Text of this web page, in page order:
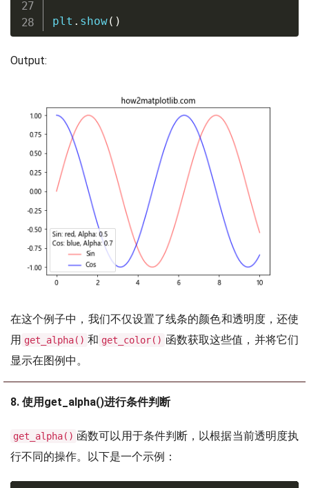
plt . show( )
Output:
在这个例子中，我们不仅设置了线条的颜色和透明度，还使
用 get_alpha() 和 get_color() 函数获取这些值，并将它们
显示在图例中。
8. 使用get_alpha()进行条件判断
get_alpha() 函数可以用于条件判断，以根据当前透明度执
行不同的操作。以下是一个示例：